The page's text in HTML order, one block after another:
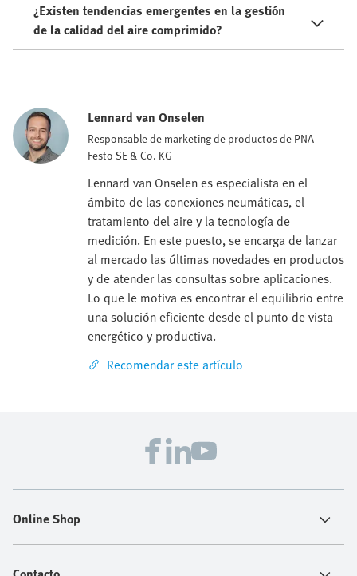
¿Existen tendencias emergentes en la gestión
de la calidad del aire comprimido?
Lennard van Onselen
Responsable de marketing de productos de PNA
Festo SE & Co. KG
Lennard van Onselen es especialista en el
ámbito de las conexiones neumáticas, el
tratamiento del aire y la tecnología de
medición. En este puesto, se encarga de lanzar
al mercado las últimas novedades en productos
y de atender las consultas sobre aplicaciones.
Lo que le motiva es encontrar el equilibrio entre
una solución eficiente desde el punto de vista
energético y productiva.
Recomendar este artículo
Online Shop